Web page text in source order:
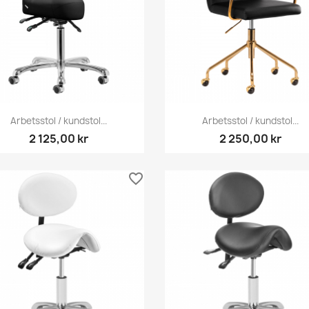
Snabbvy
Arbetsstol / kundstol...
2 125,00 kr
Snabbvy
Arbetsstol / kundstol...
2 250,00 kr
favorite_border